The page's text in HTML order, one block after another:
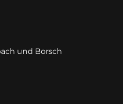
und Borsch